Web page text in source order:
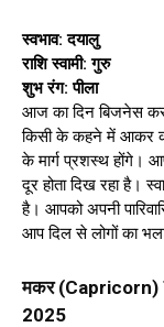
स्वभाव: दयालु
राशि स्वामी: गुरु
शुभ रंग: पीला
आज का दिन बिजनेस कर
किसी के कहने में आकर
के मार्ग प्रशस्थ होंगे।
दूर होता दिख रहा है।
है। आपको अपनी
आप दिल से लोगों का
मकर (Capricorn)
2025